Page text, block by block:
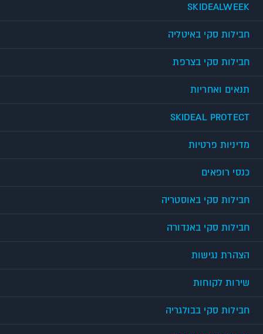
SKIDEALWEEK
חבילות סקי באיטליה
חבילות סקי בצרפת
תנאים ואחריות
SKIDEAL PROTECT
מדיניות פרטיות
כנסי רופאים
חבילות סקי באוסטריה
חבילות סקי באנדורה
הצהרת נגישות
שירות לקוחות
חבילות סקי בבולגריה